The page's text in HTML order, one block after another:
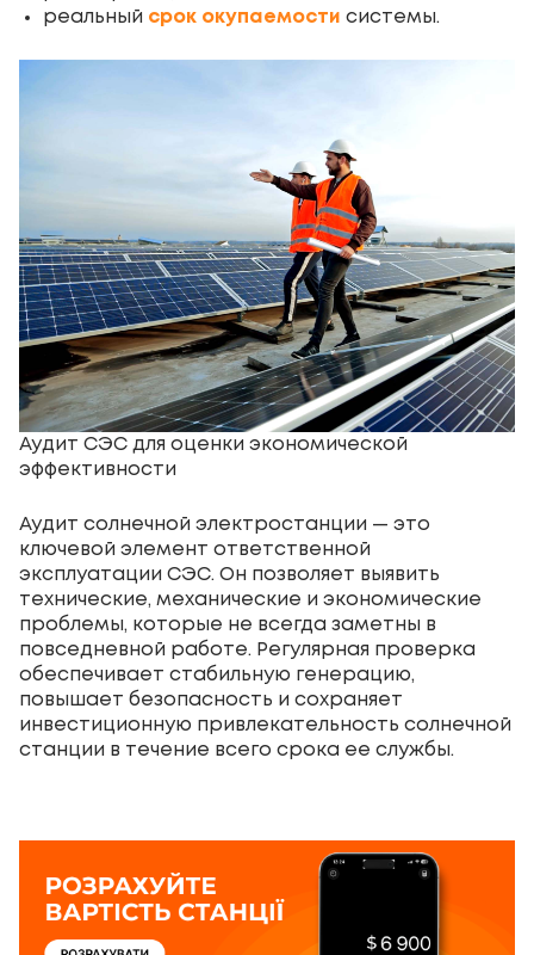
реальный срок окупаемости системы.
Аудит СЭС для оценки экономической
эффективности
Аудит солнечной электростанции — это
ключевой элемент ответственной
эксплуатации СЭС. Он позволяет выявить
технические, механические и экономические
проблемы, которые не всегда заметны в
повседневной работе. Регулярная проверка
обеспечивает стабильную генерацию,
повышает безопасность и сохраняет
инвестиционную привлекательность солнечной
станции в течение всего срока ее службы.